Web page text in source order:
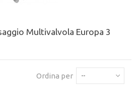
Multivalvola Europa 3
Ordina per --